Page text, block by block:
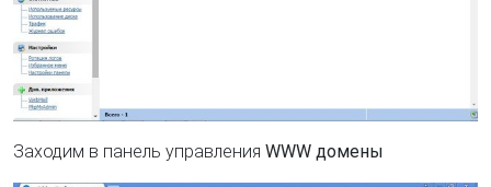
Заходим в панель управления WWW домены